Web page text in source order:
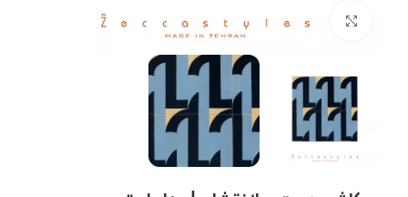
بزرگنمایی تصویر